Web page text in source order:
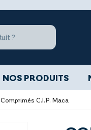
NOS PRODUITS
Comprimés C.I.P. Maca